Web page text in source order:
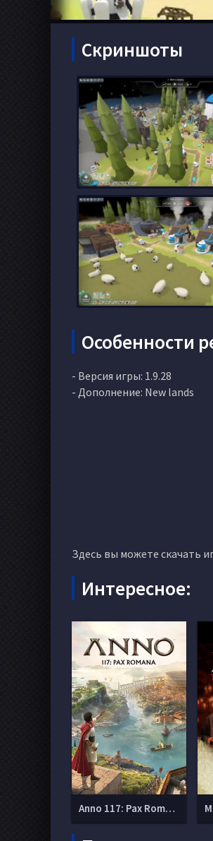
Скриншоты
Особенности
- Версия игры: 1.9.28
- Дополнение: New lands
Здесь вы можете скачать
Интересное:
Anno 117: Pax Romana